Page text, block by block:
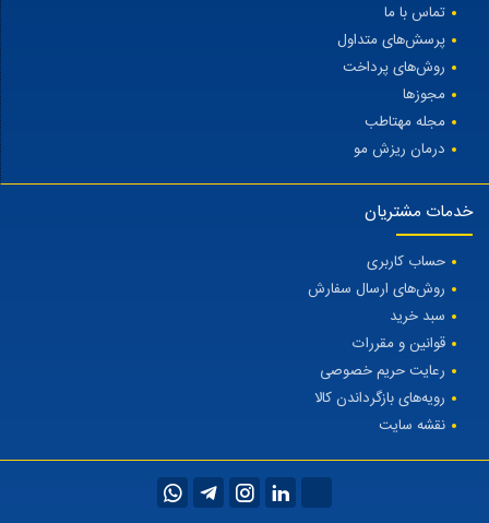
تماس با ما
پرسش‌های متداول
روش‌های پرداخت
مجوزها
مجله مهتاطب
درمان ریزش مو
خدمات مشتریان
حساب کاربری
روش‌های ارسال سفارش
سبد خرید
قوانین و مقررات
رعایت حریم خصوصی
رویه‌های بازگرداندن کالا
نقشه سایت